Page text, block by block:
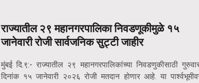
राज्यातील २९ महानगरपालिका निवडणूकीमुळे १५
जानेवारी रोजी सार्वजनिक सुट्टी जाहीर
मुंबई दि.९:- राज्यातील २९ महानगरपालिकांच्या निवडणुकीसाठी
दिनांक १५ जानेवारी २०२६ रोजी मतदान होणार आहे. या